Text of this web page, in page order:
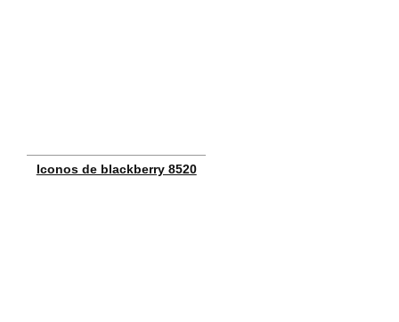
Iconos de blackberry 8520